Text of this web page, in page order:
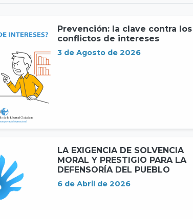
Prevención: la clave contra los
conflictos de intereses
3 de Agosto de 2026
LA EXIGENCIA DE SOLVENCIA
MORAL Y PRESTIGIO PARA LA
DEFENSORÍA DEL PUEBLO
6 de Abril de 2026